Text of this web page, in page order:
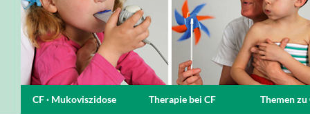
CF · Mukoviszidose Therapie bei CF Themen zu